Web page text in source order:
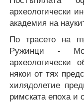
археологически
академия на
По трасето на
Ружинци -
археологически
някои от тях
хилядолетие
римската епоха и